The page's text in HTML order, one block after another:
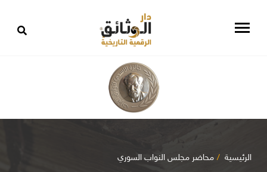
الرئيسية محاضر مجلس النواب السوري